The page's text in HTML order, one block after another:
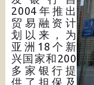
2004年推出
贸易融资计
划以来，为
亚洲18个新
兴国家和200
多家银行提
供了担保及